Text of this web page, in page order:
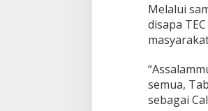
Melalui
disapa
semua,
sebagai